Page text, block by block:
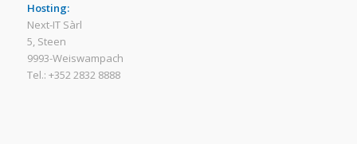
Hosting:
Next-IT Sàrl
5, Steen
9993-Weiswampach
Tel.: +352 2832 8888